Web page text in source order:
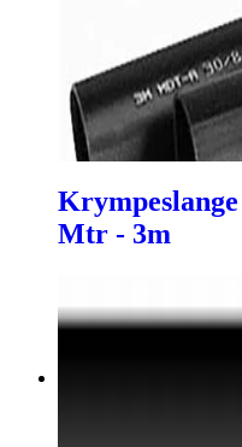
Mtr - 3m